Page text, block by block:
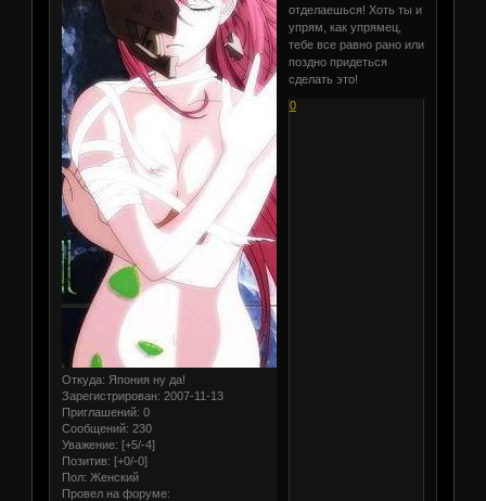
Откуда: Япония ну да!
Зарегистрирован: 2007-11-13
Приглашений: 0
Сообщений: 230
Уважение: [+5/-4]
Позитив: [+0/-0]
Пол: Женский
Провел на форуме:
отделаешься! Хоть ты и
упрям, как упрямец,
тебе все равно рано или
поздно придеться
сделать это!
0